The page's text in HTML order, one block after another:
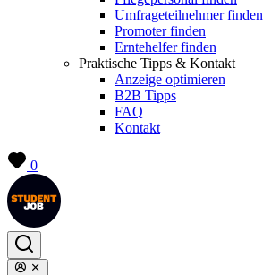
Umfrageteilnehmer finden
Promoter finden
Erntehelfer finden
Praktische Tipps & Kontakt
Anzeige optimieren
B2B Tipps
FAQ
Kontakt
0